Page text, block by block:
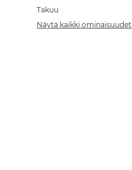
images
gallery
Takuu
Näytä kaikki ominaisuudet